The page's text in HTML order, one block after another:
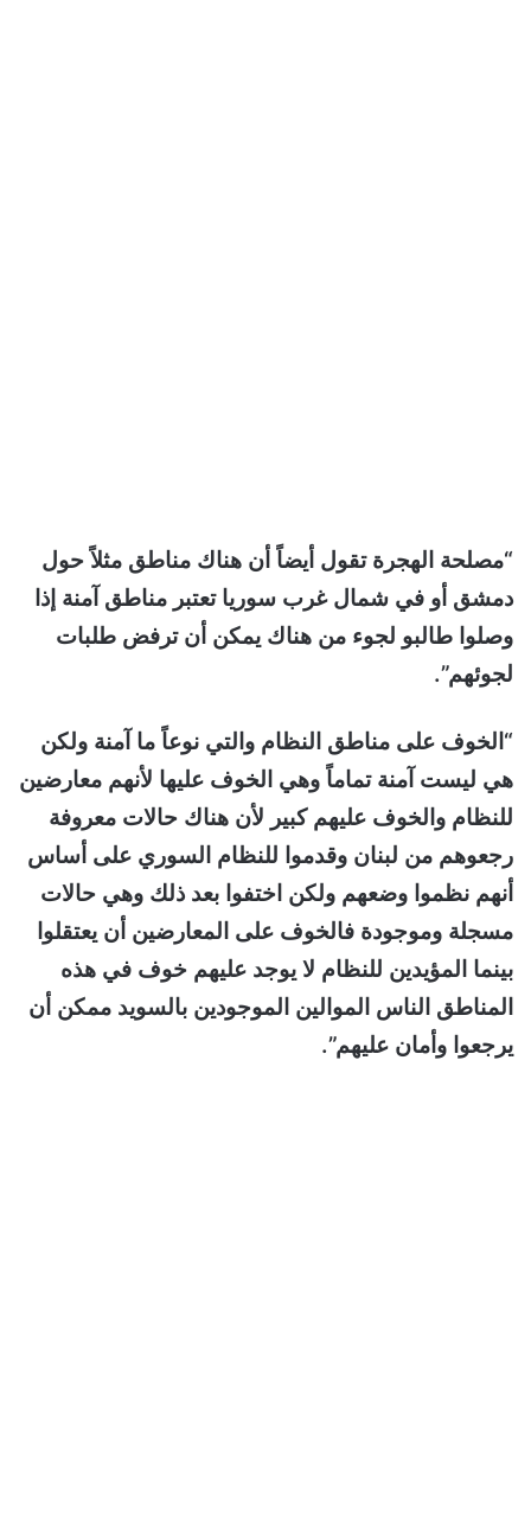
“مصلحة الهجرة تقول أيضاً أن هناك مناطق مثلاً حول
دمشق أو في شمال غرب سوريا تعتبر مناطق آمنة إذا
وصلوا طالبو لجوء من هناك يمكن أن ترفض طلبات
لجوئهم”.
“الخوف على مناطق النظام والتي نوعاً ما آمنة ولكن
هي ليست آمنة تماماً وهي الخوف عليها لأنهم معارضين
للنظام والخوف عليهم كبير لأن هناك حالات معروفة
رجعوهم من لبنان وقدموا للنظام السوري على أساس
أنهم نظموا وضعهم ولكن اختفوا بعد ذلك وهي حالات
مسجلة وموجودة فالخوف على المعارضين أن يعتقلوا
بينما المؤيدين للنظام لا يوجد عليهم خوف في هذه
المناطق الناس الموالين الموجودين بالسويد ممكن أن
يرجعوا وأمان عليهم”.